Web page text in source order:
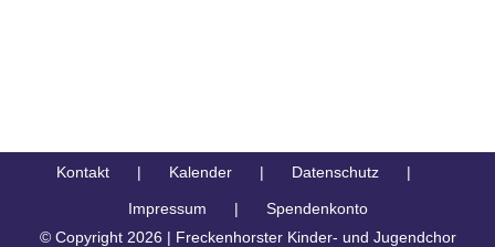
Kontakt Kalender Datenschutz
Impressum
Spendenkonto
© Copyright 2026 | Freckenhorster Kinder- und Jugendchor